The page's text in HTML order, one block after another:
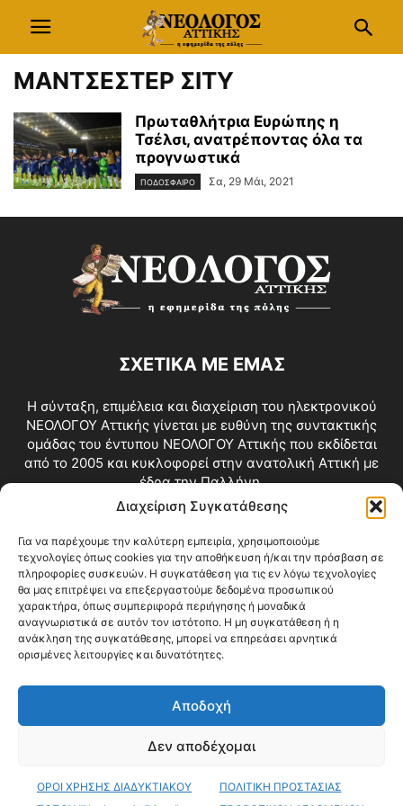
Διαχείριση Συγκατάθεσης
Για να παρέχουμε την καλύτερη εμπειρία, χρησιμοποιούμε
τεχνολογίες όπως cookies για την αποθήκευση ή/και την πρόσβαση σε
πληροφορίες συσκευών. Η συγκατάθεση για τις εν λόγω τεχνολογίες
θα μας επιτρέψει να επεξεργαστούμε δεδομένα προσωπικού
χαρακτήρα, όπως συμπεριφορά περιήγησης ή μοναδικά
αναγνωριστικά σε αυτόν τον ιστότοπο. Η μη συγκατάθεση ή η
ανάκληση της συγκατάθεσης, μπορεί να επηρεάσει αρνητικά
ορισμένες λειτουργίες και δυνατότητες.
Αποδοχή
Δεν αποδέχομαι
ΟΡΟΙ ΧΡΗΣΗΣ ΔΙΑΔΥΚΤΙΑΚΟΥ
ΠΟΛΙΤΙΚΗ ΠΡΟΣΤΑΣΙΑΣ
ΜΑΝΤΣΕΣΤΕΡ ΣΙΤΥ
Πρωταθλήτρια Ευρώπης η
Τσέλσι, ανατρέποντας όλα τα
προγνωστικά
ΠΟΔΟΣΦΑΙΡΟ Σα, 29 Μάι, 2021
ΣΧΕΤΙΚΑ ΜΕ ΕΜΑΣ
Η σύνταξη, επιμέλεια και διαχείριση του ηλεκτρονικού
ΝΕΟΛΟΓΟΥ Αττικής γίνεται με ευθύνη της συντακτικής
ομάδας του έντυπου ΝΕΟΛΟΓΟΥ Αττικής που εκδίδεται
από το 2005 και κυκλοφορεί στην ανατολική Αττική με
έδρα την Παλλήνη.
Επικοινωνία:info@neologosattikis.gr
ΑΚΟΛΟΥΘΗΣΕ ΜΑΣ
Videos Όροι Χρήσης
© Copyright 2026 ΝΕΟΛΟΓΟΣ ΑΤΤΙΚΗΣ • All Rights Reserved •